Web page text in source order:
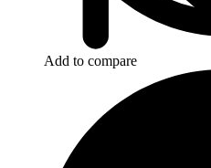
Add to compare